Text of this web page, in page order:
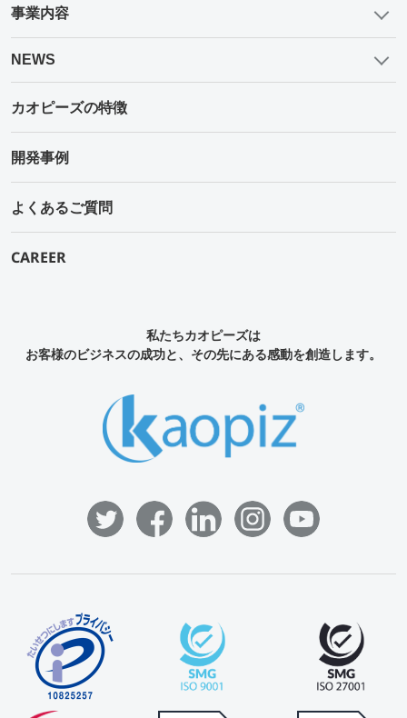
事業内容
NEWS
カオピーズの特徴
開発事例
よくあるご質問
CAREER
私たちカオピーズは
お客様のビジネスの成功と、その先にある感動を創造します。